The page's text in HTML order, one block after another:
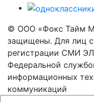
© ООО «Фокс Тайм
защищены. Для лиц
регистрации СМИ
Федеральной
информационных
коммуникаций